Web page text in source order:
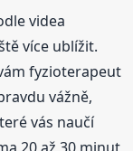
videa
více ublížit.
fyzioterapeut
vážně,
vás naučí